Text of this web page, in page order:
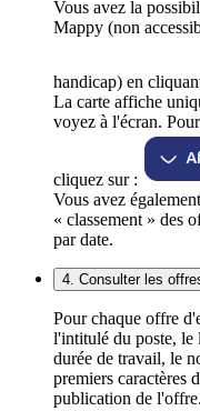
Vous avez la
Mappy (non
handicap) en
La carte affiche
voyez à l'écran.
cliquez sur :
Vous avez
« classement » des
par date.
4. Consulter les
Pour chaque offre
l'intitulé du poste, le
durée de travail, le
premiers caractères
publication de l'offre.